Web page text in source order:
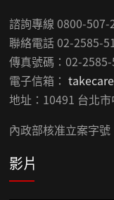
諮詢專線 0800-507-
聯絡電話 02-2585-
傳真號碼：02-
電子信箱：
地址：10491 台北
內政部核准立案字
影片